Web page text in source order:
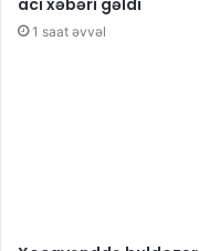
acı xəbəri gəldi
1 saat əvvəl